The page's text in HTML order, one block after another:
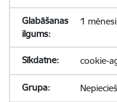
1
cookie-